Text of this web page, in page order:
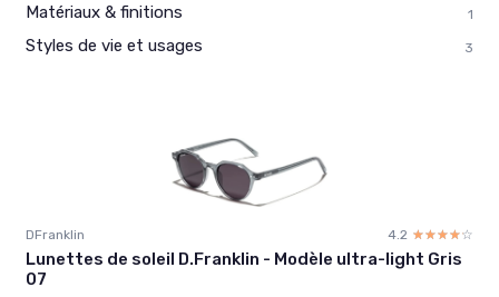
Matériaux & finitions 1
Styles de vie et usages 3
DFranklin 4.2 ☆☆☆☆☆
★★★★★
Lunettes de soleil D.Franklin - Modèle ultra-light Gris
07